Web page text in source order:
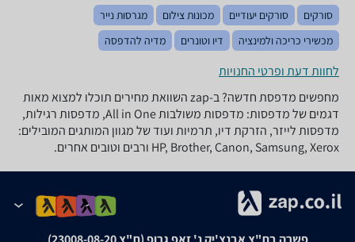
סורקים
סורקים יעודיים מכונות צילום
מגרסות נייר
מכשירי כריכה ולמינציה
דיו וטונרים מדיה להדפסה
לחוות דעת ופרטי החנויות
מחפשים מדפסת חדשה? ב-zap השוואת מחירים תוכלו למצוא מאות
דגמים של מדפסות: מדפסות משולבות All in One, מדפסות רגילות,
מדפסות לייזר, הזרקת דיו, תרמיות ועוד של מגוון המותגים המובילים:
HP, Brother, Canon, Samsung, Xerox ורבים וטובים אחרים.